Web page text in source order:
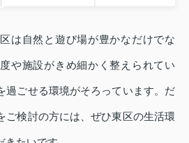
は自然と遊び場が豊かなだけでな
や施設がきめ細かく整えられてい
過ごせる環境がそろっています。だ
ご検討の方には、ぜひ東区の生活環